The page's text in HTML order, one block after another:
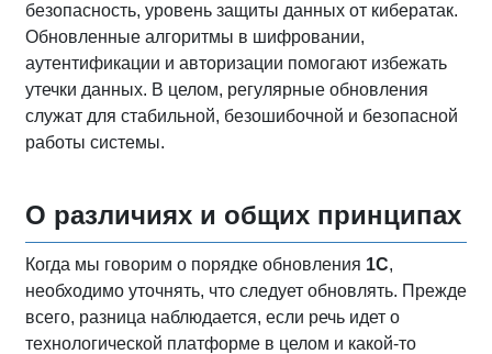
безопасность, уровень защиты данных от кибератак.
Обновленные алгоритмы в шифровании,
аутентификации и авторизации помогают избежать
утечки данных. В целом, регулярные обновления
служат для стабильной, безошибочной и безопасной
работы системы.
О различиях и общих принципах
Когда мы говорим о порядке обновления 1С,
необходимо уточнять, что следует обновлять. Прежде
всего, разница наблюдается, если речь идет о
технологической платформе в целом и какой-то